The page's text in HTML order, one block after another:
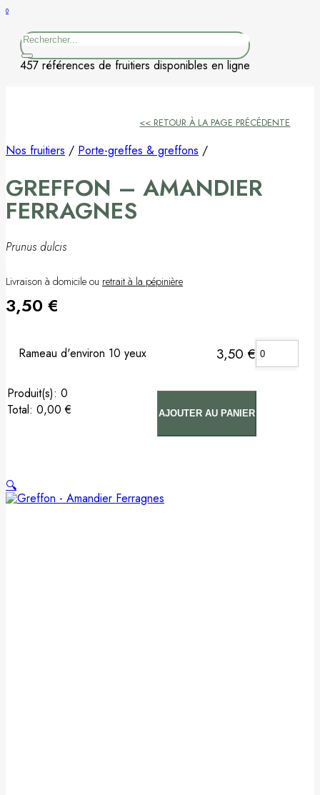
Kaki
Noisetier
Poirier
Porte-greffes & greffons
0
Rechercher
457 références de fruitiers disponibles en ligne
Nos fruitiers / Porte-greffes & greffons /
GREFFON – AMANDIER
FERRAGNES
Prunus dulcis
Livraison à domicile ou retrait à la pépinière
3,50 €
Rameau d'environ 10 yeux 3,50 €
: 0
Total: 0,00 €
0,00 €
AJOUTER AU PANIER
<< RETOUR À LA PAGE PRÉCÉDENTE
🔍